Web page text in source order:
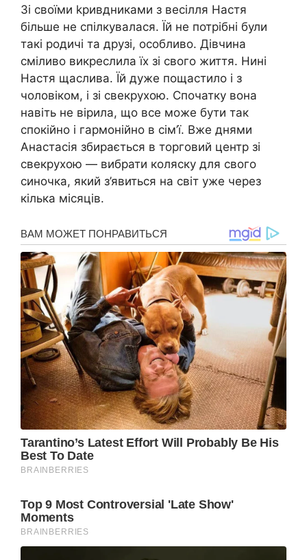
Зі своїми kривдниками з весілля Настя
більше не спілкувалася. Їй не потрібні були
такі родичі та друзі, особливо. Дівчина
сміливо викреслила їх зі свого життя. Нині
Настя щаслива. Їй дуже пощастило і з
чоловіком, і зі свекрухою. Спочатку вона
навіть не вірила, що все може бути так
спокійно і гармонійно в сім’ї. Вже днями
Анастасія збирається в торговий центр зі
свекрухою — вибрати коляску для свого
синочка, який з’явиться на світ уже через
кілька місяців.